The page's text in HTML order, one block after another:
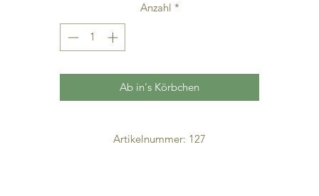
Anzahl *
Ab in's Körbchen
Artikelnummer: 127